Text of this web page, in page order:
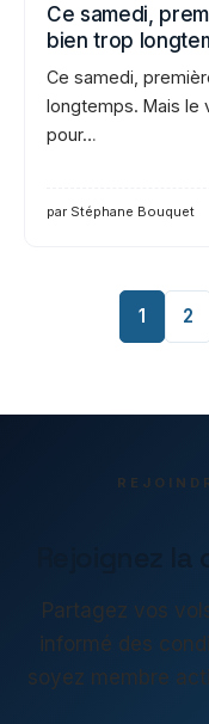
Ce samedi,
bien trop
Ce samedi,
longtemps. Mais le
pour…
par Stéphane Bouquet
1 2
Rejoignez
Partagez vos
informé des
soyez membre